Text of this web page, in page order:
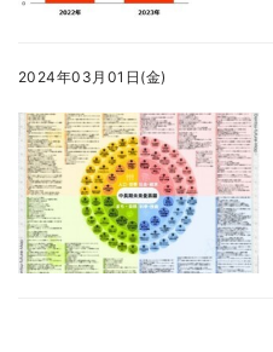
2024年03月01日(金)